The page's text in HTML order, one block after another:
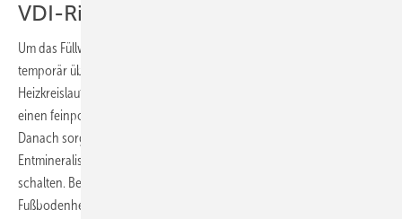
VDI-Richtlinie fließend umgesetzt
Um das Füllwasser entsprechend aufzubereiten, wird PermaLine
temporär über einen Bypass vom Rücklauf her kommend in den
Heizkreislauf eingebunden. Zunächst fließt das Wasser dabei durch
einen feinporigen Tiefenfilter, der Trübstoffe und Magnetit entfernt.
Danach sorgt eine angeschlossene Mischbettpatrone für die
Entmineralisierung. Bis zu drei Patronen lassen sich dabei in Reihe
schalten. Bei NMH kamen für die Inbetriebnahme der
Fußbodenheizung 10 Stück Permasoft PT-PS21000 IL zum Einsatz.